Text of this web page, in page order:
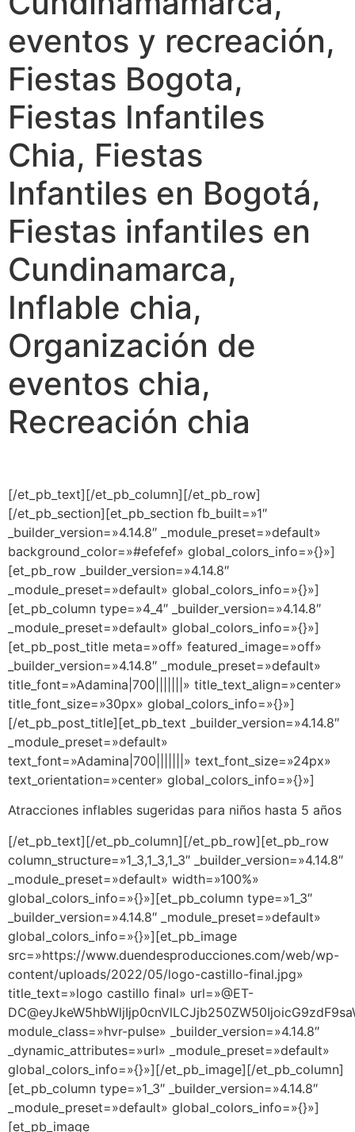
eventos y recreación,
Fiestas Bogota,
Fiestas Infantiles
Chia, Fiestas
Infantiles en Bogotá,
Fiestas infantiles en
Cundinamarca,
Inflable chia,
Organización de
eventos chia,
Recreación chia
[/et_pb_text][/et_pb_column][/et_pb_row]
[/et_pb_section][et_pb_section fb_built=»1″
_builder_version=»4.14.8″ _module_preset=»default»
background_color=»#efefef» global_colors_info=»{}»]
[et_pb_row _builder_version=»4.14.8″
_module_preset=»default» global_colors_info=»{}»]
[et_pb_column type=»4_4″ _builder_version=»4.14.8″
_module_preset=»default» global_colors_info=»{}»]
[et_pb_post_title meta=»off» featured_image=»off»
_builder_version=»4.14.8″ _module_preset=»default»
title_font=»Adamina|700|||||||» title_text_align=»center»
title_font_size=»30px» global_colors_info=»{}»]
[/et_pb_post_title][et_pb_text _builder_version=»4.14.8″
_module_preset=»default»
text_font=»Adamina|700|||||||» text_font_size=»24px»
text_orientation=»center» global_colors_info=»{}»]
Atracciones inflables sugeridas para niños hasta 5 años
[/et_pb_text][/et_pb_column][/et_pb_row][et_pb_row
column_structure=»1_3,1_3,1_3″ _builder_version=»4.14.8″
_module_preset=»default» width=»100%»
global_colors_info=»{}»][et_pb_column type=»1_3″
_builder_version=»4.14.8″ _module_preset=»default»
global_colors_info=»{}»][et_pb_image
src=»https://www.duendesproducciones.com/web/wp-
content/uploads/2022/05/logo-castillo-final.jpg»
title_text=»logo castillo final» url=»@ET-
module_class=»hvr-pulse» _builder_version=»4.14.8″
_dynamic_attributes=»url» _module_preset=»default»
global_colors_info=»{}»][/et_pb_image][/et_pb_column]
[et_pb_column type=»1_3″ _builder_version=»4.14.8″
_module_preset=»default» global_colors_info=»{}»]
[et_pb_image